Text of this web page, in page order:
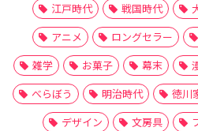
江戸時代 戦国時代
アニメ
ロングセラー
雑学
お菓子 幕末
べらぼう
明治時代 徳川
デザイン
文房具